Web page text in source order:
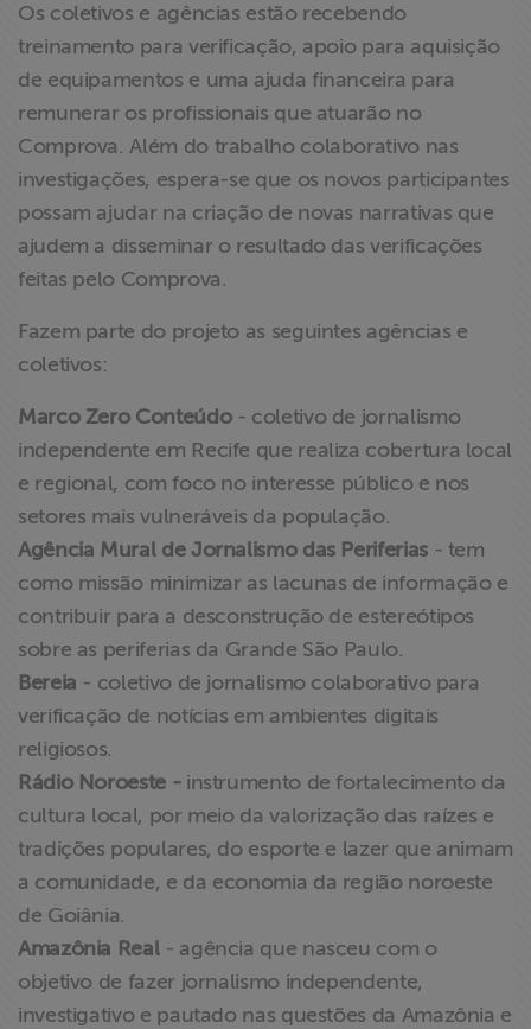
exclusivo para
associados
Assine a nossa
newsletter
Fale Conosco
Os coletivos e agências estão recebendo
treinamento para verificação, apoio para aquisição
de equipamentos e uma ajuda financeira para
remunerar os profissionais que atuarão no
Comprova. Além do trabalho colaborativo nas
investigações, espera-se que os novos participantes
possam ajudar na criação de novas narrativas que
ajudem a disseminar o resultado das verificações
feitas pelo Comprova.
Fazem parte do projeto as seguintes agências e
coletivos:
Marco Zero Conteúdo- coletivo de jornalismo
independente em Recife que realiza cobertura local
e regional, com foco no interesse público e nos
setores mais vulneráveis da população.
Agência Mural de Jornalismo das Periferias- tem
como missão minimizar as lacunas de informação e
contribuir para a desconstrução de estereótipos
sobre as periferias da Grande São Paulo.
Bereia - coletivo de jornalismo colaborativo para
verificação de notícias em ambientes digitais
religiosos.
Rádio Noroeste -instrumento de fortalecimento da
cultura local, por meio da valorização das raízes e
tradições populares, do esporte e lazer que animam
a comunidade, e da economia da região noroeste
de Goiânia.
Amazônia Real - agência que nasceu com o
objetivo de fazer jornalismo independente,
investigativo e pautado nas questões da Amazônia e